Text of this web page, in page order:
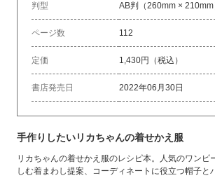
判型 AB判（260mm × 210mm
ページ数 112
定価 1,430円（税込）
書店発売日 2022年06月30日
手作りしたいリカちゃんの着せかえ服
リカちゃんの着せかえ服のレシピ本。人気のワンピ
しむ着まわし提案、コーディネートに役立つ帽子と